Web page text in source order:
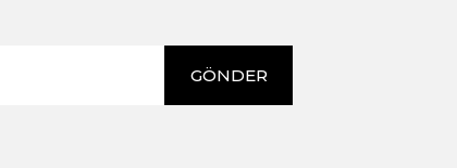
GÖNDER